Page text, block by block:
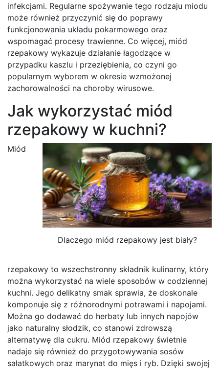
infekcjami. Regularne spożywanie tego rodzaju miodu
może również przyczynić się do poprawy
funkcjonowania układu pokarmowego oraz
wspomagać procesy trawienne. Co więcej, miód
rzepakowy wykazuje działanie łagodzące w
przypadku kaszlu i przeziębienia, co czyni go
popularnym wyborem w okresie wzmożonej
zachorowalności na choroby wirusowe.
Jak wykorzystać miód
rzepakowy w kuchni?
Dlaczego miód rzepakowy jest biały?
Miód
rzepakowy to wszechstronny składnik kulinarny, który
można wykorzystać na wiele sposobów w codziennej
kuchni. Jego delikatny smak sprawia, że doskonale
komponuje się z różnorodnymi potrawami i napojami.
Można go dodawać do herbaty lub innych napojów
jako naturalny słodzik, co stanowi zdrowszą
alternatywę dla cukru. Miód rzepakowy świetnie
nadaje się również do przygotowywania sosów
sałatkowych oraz marynat do mięs i ryb. Dzięki swojej